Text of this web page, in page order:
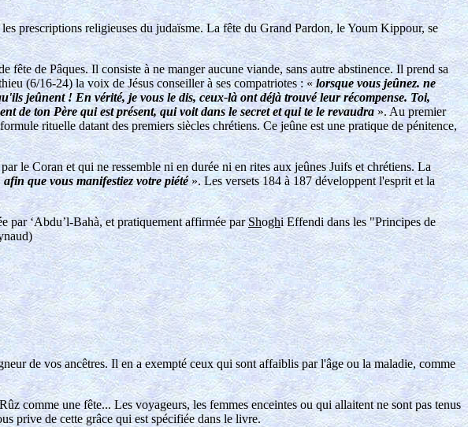
prescriptions religieuses du judaïsme. La fête du Grand Pardon, le Youm Kippour, se
de Pâques. Il consiste à ne manger aucune viande, sans autre abstinence. Il prend sa
(6/16-24) la voix de Jésus conseiller à ses compatriotes : «lorsque vous jeûnez. ne
jeûnent ! En vérité, je vous le dis, ceux-là ont déjà trouvé leur récompense. Toi,
de ton Père qui est présent, qui voit dans le secret et qui te le revaudra ». Au premier
rituelle datant des premiers siècles chrétiens. Ce jeûne est une pratique de pénitence,
le Coran et qui ne ressemble ni en durée ni en rites aux jeûnes Juifs et chrétiens. La
que vous manifestiez votre piété». Les versets 184 à 187 développent l'esprit et la
par ‘Abdu’l-Bahà, et pratiquement affirmée parShoghi Effendi dans les "Principes de
de vos ancêtres. Il en a exempté ceux qui sont affaiblis par l'âge ou la maladie, comme
comme une fête... Les voyageurs, les femmes enceintes ou qui allaitent ne sont pas tenus
prive de cette grâce qui est spécifiée dans le livre.